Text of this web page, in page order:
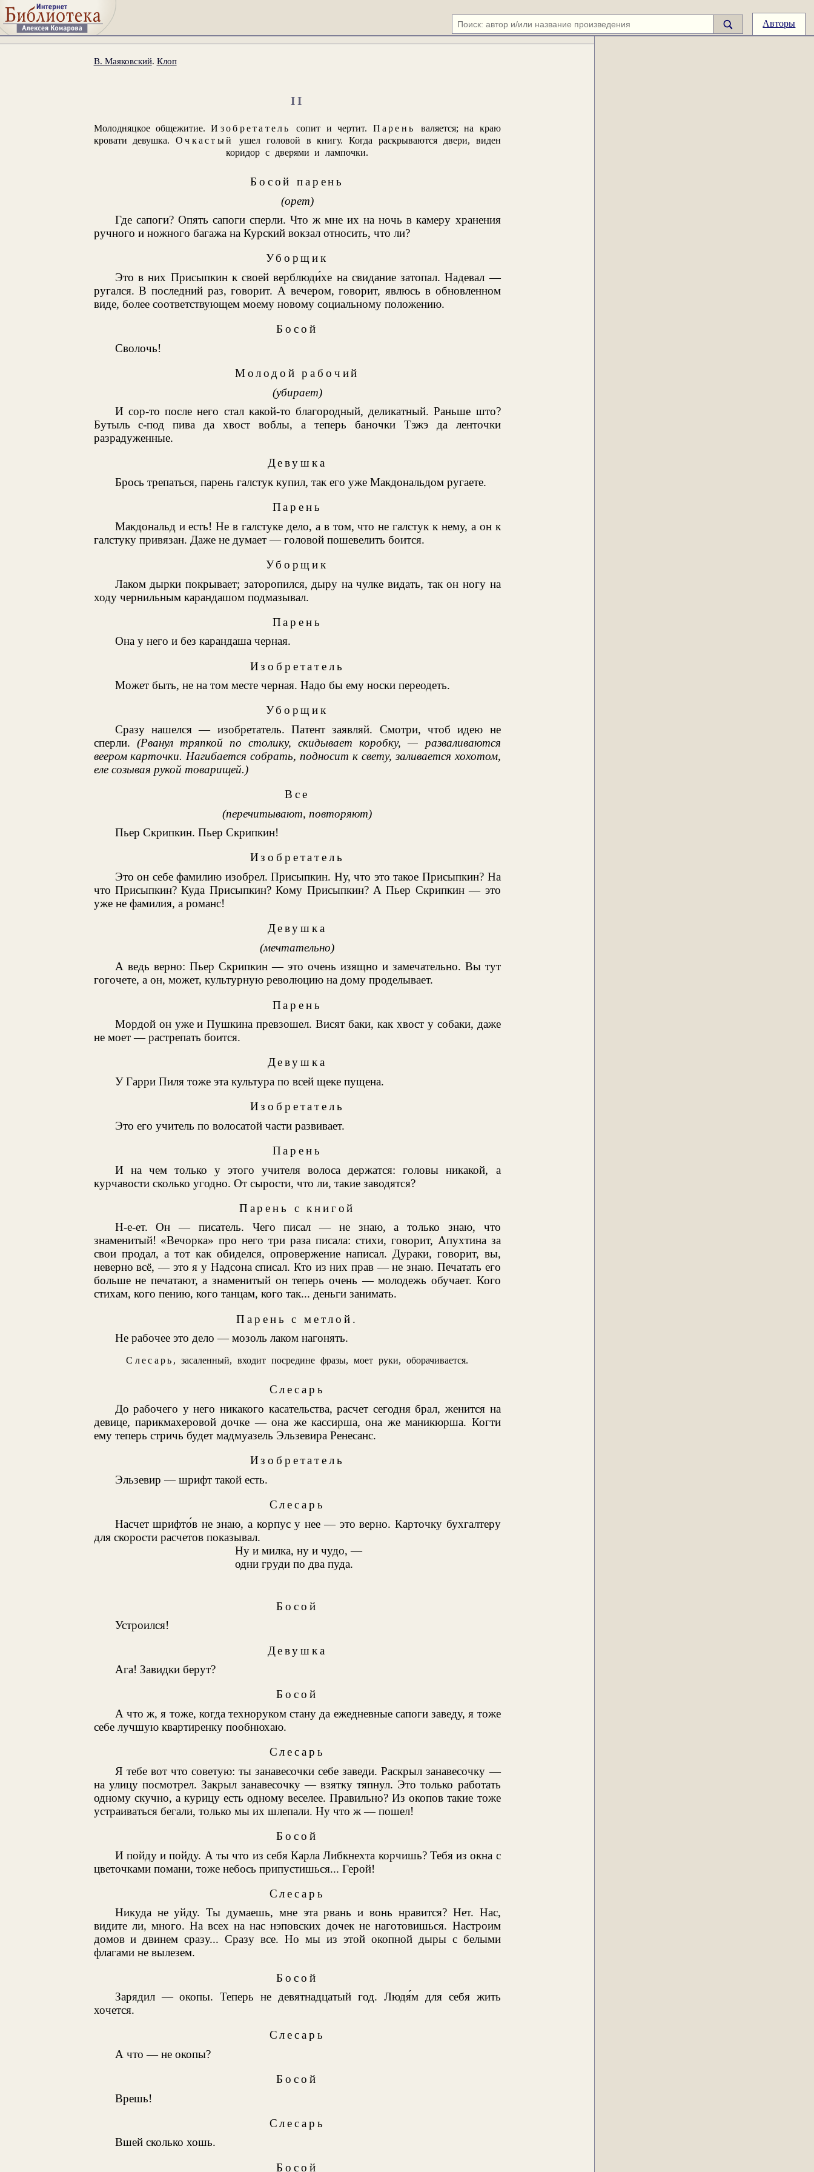
Авторы
В. Маяковский. Клоп
II
Молодняцкое общежитие.Изобретатель сопит и чертит. Парень
валяется; на краю
кровати девушка.Очкастый
ушел головой в книгу. Когда раскрываются двери, виден
коридор с дверями и лампочки.
Босой парень
(орет)
Где сапоги? Опять сапоги сперли. Что ж мне их на ночь в камеру хранения
ручного и ножного багажа на Курский вокзал относить, что ли?
Уборщик
Это в них Присыпкин к своей верблюди́хе на свидание затопал. Надевал —
ругался. В последний раз, говорит. А вечером, говорит, явлюсь в обновленном
виде, более соответствующем моему новому социальному положению.
Босой
Сволочь!
Молодой рабочий
(убирает)
И сор-то после него стал какой-то благородный, деликатный. Раньше што?
Бутыль с-под пива да хвост воблы, а теперь баночки Тэжэ да ленточки
разрадуженные.
Девушка
Брось трепаться, парень галстук купил, так его уже Макдональдом ругаете.
Парень
Макдональд и есть! Не в галстуке дело, а в том, что не галстук к нему, а он к
галстуку привязан. Даже не думает — головой пошевелить боится.
Уборщик
Лаком дырки покрывает; заторопился, дыру на чулке видать, так он ногу на
ходу чернильным карандашом подмазывал.
Парень
Она у него и без карандаша черная.
Изобретатель
Может быть, не на том месте черная. Надо бы ему носки переодеть.
Уборщик
Сразу нашелся — изобретатель. Патент заявляй. Смотри, чтоб идею не
сперли. (Рванул тряпкой по столику, скидывает коробку, — разваливаются
веером карточки. Нагибается собрать, подносит к свету, заливается хохотом,
еле созывая рукой товарищей.)
Все
(перечитывают, повторяют)
Пьер Скрипкин. Пьер Скрипкин!
Изобретатель
Это он себе фамилию изобрел. Присыпкин. Ну, что это такое Присыпкин? На
что Присыпкин? Куда Присыпкин? Кому Присыпкин? А Пьер Скрипкин — это
уже не фамилия, а романс!
Девушка
(мечтательно)
А ведь верно: Пьер Скрипкин — это очень изящно и замечательно. Вы тут
гогочете, а он, может, культурную революцию на дому проделывает.
Парень
Мордой он уже и Пушкина превзошел. Висят баки, как хвост у собаки, даже
не моет — растрепать боится.
Девушка
У Гарри Пиля тоже эта культура по всей щеке пущена.
Изобретатель
Это его учитель по волосатой части развивает.
Парень
И на чем только у этого учителя волоса держатся: головы никакой, а
курчавости сколько угодно. От сырости, что ли, такие заводятся?
Парень с книгой
Н-е-ет. Он — писатель. Чего писал — не знаю, а только знаю, что
знаменитый! «Вечорка» про него три раза писала: стихи, говорит, Апухтина за
свои продал, а тот как обиделся, опровержение написал. Дураки, говорит, вы,
неверно всё, — это я у Надсона списал. Кто из них прав — не знаю. Печатать его
больше не печатают, а знаменитый он теперь очень — молодежь обучает. Кого
стихам, кого пению, кого танцам, кого так... деньги занимать.
Парень с метлой.
Не рабочее это дело — мозоль лаком нагонять.
Слесарь , засаленный, входит посредине фразы, моет руки, оборачивается.
Слесарь
До рабочего у него никакого касательства, расчет сегодня брал, женится на
девице, парикмахеровой дочке — она же кассирша, она же маникюрша. Когти
ему теперь стричь будет мадмуазель Эльзевира Ренесанс.
Изобретатель
Эльзевир — шрифт такой есть.
Слесарь
Насчет шрифто́в не знаю, а корпус у нее — это верно. Карточку бухгалтеру
для скорости расчетов показывал.
Ну и милка, ну и чудо, —
одни груди по два пуда.
Босой
Устроился!
Девушка
Ага! Завидки берут?
Босой
А что ж, я тоже, когда техноруком стану да ежедневные сапоги заведу, я тоже
себе лучшую квартиренку пообнюхаю.
Слесарь
Я тебе вот что советую: ты занавесочки себе заведи. Раскрыл занавесочку —
на улицу посмотрел. Закрыл занавесочку — взятку тяпнул. Это только работать
одному скучно, а курицу есть одному веселее. Правильно? Из окопов такие тоже
устраиваться бегали, только мы их шлепали. Ну что ж — пошел!
Босой
И пойду и пойду. А ты что из себя Карла Либкнехта корчишь? Тебя из окна с
цветочками помани, тоже небось припустишься... Герой!
Слесарь
Никуда не уйду. Ты думаешь, мне эта рвань и вонь нравится? Нет. Нас,
видите ли, много. На всех на нас нэповских дочек не наготовишься. Настроим
домов и двинем сразу... Сразу все. Но мы из этой окопной дыры с белыми
флагами не вылезем.
Босой
Зарядил — окопы. Теперь не девятнадцатый год. Людя́м для себя жить
хочется.
Слесарь
А что — не окопы?
Босой
Врешь!
Слесарь
Вшей сколько хошь.
Босой